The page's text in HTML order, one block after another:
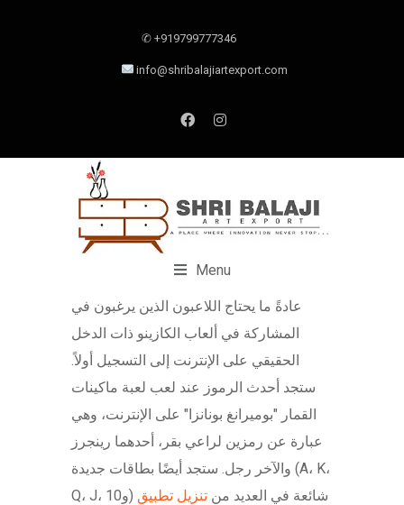
✆ +919799777346
info@shribalajiartexport.com
Menu
عادةً ما يحتاج اللاعبون الذين يرغبون في
المشاركة في ألعاب الكازينو ذات الدخل
الحقيقي على الإنترنت إلى التسجيل أولاً.
ستجد أحدث الرموز عند لعب لعبة ماكينات
القمار "بوميرانغ بونانزا" على الإنترنت، وهي
عبارة عن رمزين لراعي بقر، أحدهما رينجرز
والآخر رجل. ستجد أيضًا بطاقات جديدة (A، K،
Q، J، و10) شائعة في العديد من تنزيل تطبيق